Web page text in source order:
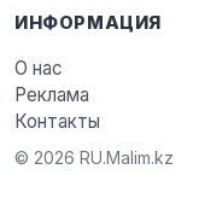
ИНФОРМАЦИЯ
О нас
Реклама
Контакты
© 2026 RU.Malim.kz